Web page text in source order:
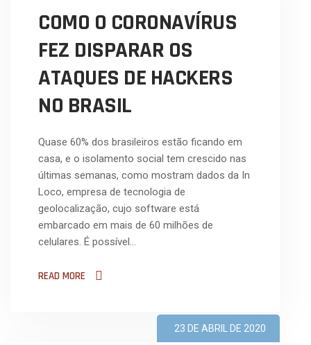
COMO O CORONAVÍRUS
FEZ DISPARAR OS
ATAQUES DE HACKERS
NO BRASIL
Quase 60% dos brasileiros estão ficando em
casa, e o isolamento social tem crescido nas
últimas semanas, como mostram dados da In
Loco, empresa de tecnologia de
geolocalização, cujo software está
embarcado em mais de 60 milhões de
celulares. É possível…
READ MORE
23 DE ABRIL DE 2020